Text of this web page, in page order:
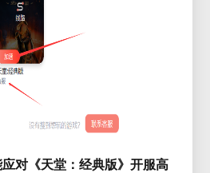
对《天堂：经典版》开服高